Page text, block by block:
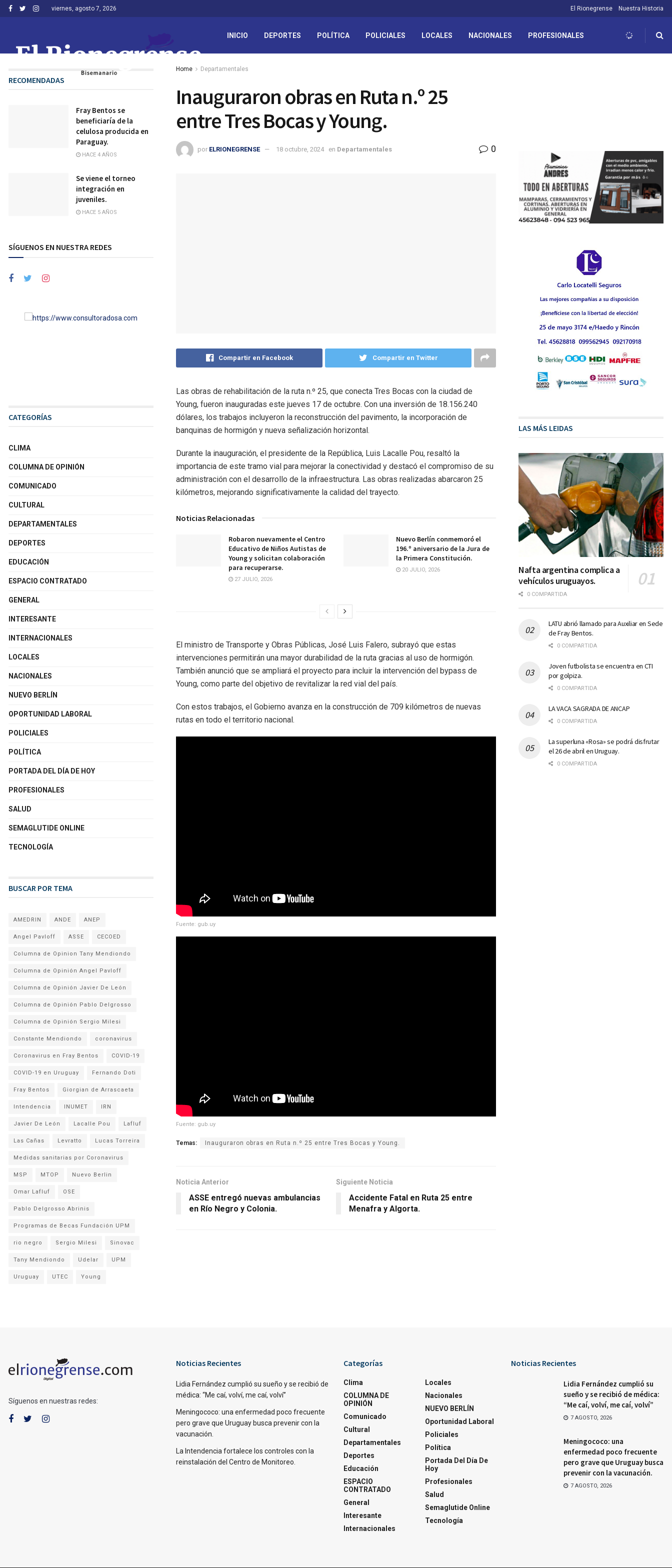
viernes, agosto 7, 2026 El Rionegrense Nuestra Historia
INICIO DEPORTES POLÍTICA POLICIALES LOCALES NACIONALES PROFESIONALES
Home Departamentales
Inauguraron obras en Ruta n.º 25
entre Tres Bocas y Young.
por ELRIONEGRENSE 18 octubre, 2024 en Departamentales 0
Compartir en Facebook Compartir en Twitter
Las obras de rehabilitación de la ruta n.º 25, que conecta Tres Bocas con la ciudad de
Young, fueron inauguradas este jueves 17 de octubre. Con una inversión de 18.156.240
dólares, los trabajos incluyeron la reconstrucción del pavimento, la incorporación de
banquinas de hormigón y nueva señalización horizontal.
Durante la inauguración, el presidente de la República, Luis Lacalle Pou, resaltó la
importancia de este tramo vial para mejorar la conectividad y destacó el compromiso de su
administración con el desarrollo de la infraestructura. Las obras realizadas abarcaron 25
kilómetros, mejorando significativamente la calidad del trayecto.
Noticias Relacionadas
Robaron nuevamente el Centro
Educativo de Niños Autistas de
Young y solicitan colaboración
para recuperarse.
27 JULIO, 2026
Nuevo Berlín conmemoró el
196.º aniversario de la Jura de
la Primera Constitución.
20 JULIO, 2026
El ministro de Transporte y Obras Públicas, José Luis Falero, subrayó que estas
intervenciones permitirán una mayor durabilidad de la ruta gracias al uso de hormigón.
También anunció que se ampliará el proyecto para incluir la intervención del bypass de
Young, como parte del objetivo de revitalizar la red vial del país.
Con estos trabajos, el Gobierno avanza en la construcción de 709 kilómetros de nuevas
rutas en todo el territorio nacional.
Fuente: gub.uy
Fuente: gub.uy
Temas: Inauguraron obras en Ruta n.º 25 entre Tres Bocas y Young.
Noticia Anterior
ASSE entregó nuevas ambulancias
en Río Negro y Colonia.
Siguiente Noticia
Accidente Fatal en Ruta 25 entre
Menafra y Algorta.
RECOMENDADAS
Fray Bentos se
beneficiaría de la
celulosa producida en
Paraguay.
HACE 4 AÑOS
Se viene el torneo
integración en
juveniles.
HACE 5 AÑOS
SÍGUENOS EN NUESTRA REDES
CATEGORÍAS
CLIMA
COLUMNA DE OPINIÓN
COMUNICADO
CULTURAL
DEPARTAMENTALES
DEPORTES
EDUCACIÓN
ESPACIO CONTRATADO
GENERAL
INTERESANTE
INTERNACIONALES
LOCALES
NACIONALES
NUEVO BERLÍN
OPORTUNIDAD LABORAL
POLICIALES
POLÍTICA
PORTADA DEL DÍA DE HOY
PROFESIONALES
SALUD
SEMAGLUTIDE ONLINE
TECNOLOGÍA
BUSCAR POR TEMA
AMEDRIN ANDE ANEP
Angel Pavloff ASSE CECOED
Columna de Opinion Tany Mendiondo
Columna de Opinión Angel Pavloff
Columna de Opinión Javier De León
Columna de Opinión Pablo Delgrosso
Columna de Opinión Sergio Milesi
Constante Mendiondo coronavirus
Coronavirus en Fray Bentos COVID-19
COVID-19 en Uruguay Fernando Doti
Fray Bentos Giorgian de Arrascaeta
Intendencia INUMET IRN
Javier De León Lacalle Pou Lafluf
Las Cañas Levratto Lucas Torreira
Medidas sanitarias por Coronavirus
MSP MTOP Nuevo Berlin
Omar Lafluf OSE
Pablo Delgrosso Abrinis
Programas de Becas Fundación UPM
rio negro Sergio Milesi Sinovac
Tany Mendiondo Udelar UPM
Uruguay UTEC Young
LAS MÁS LEIDAS
Nafta argentina complica a
vehículos uruguayos.
0 COMPARTIDA
LATU abrió llamado para Auxiliar en Sede
de Fray Bentos.
0 COMPARTIDA
Joven futbolista se encuentra en CTI
por golpiza.
0 COMPARTIDA
LA VACA SAGRADA DE ANCAP
0 COMPARTIDA
La superluna «Rosa» se podrá disfrutar
el 26 de abril en Uruguay.
0 COMPARTIDA
Síguenos en nuestras redes:
Noticias Recientes
Lidia Fernández cumplió su sueño y se recibió de
médica: “Me caí, volví, me caí, volví”
Meningococo: una enfermedad poco frecuente
pero grave que Uruguay busca prevenir con la
vacunación.
La Intendencia fortalece los controles con la
reinstalación del Centro de Monitoreo.
Categorías
Clima
COLUMNA DE
OPINIÓN
Comunicado
Cultural
Departamentales
Deportes
Educación
ESPACIO
CONTRATADO
General
Interesante
Internacionales
Locales
Nacionales
NUEVO BERLÍN
Oportunidad Laboral
Policiales
Política
Portada Del Día De
Hoy
Profesionales
Salud
Semaglutide Online
Tecnología
Noticias Recientes
Lidia Fernández cumplió su
sueño y se recibió de médica:
“Me caí, volví, me caí, volví”
7 AGOSTO, 2026
Meningococo: una
enfermedad poco frecuente
pero grave que Uruguay busca
prevenir con la vacunación.
7 AGOSTO, 2026